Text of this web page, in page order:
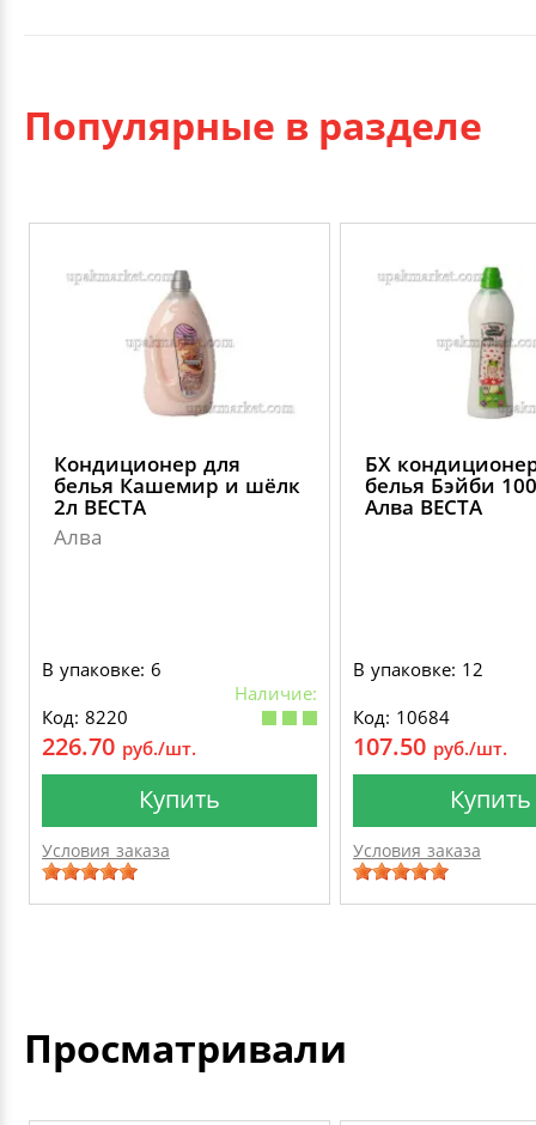
Популярные в разделе
Кондиционер для
белья Кашемир и шёлк
2л ВЕСТА
Алва
В упаковке: 6
Наличие:
Код: 8220
226.70 руб./шт.
Купить
Условия заказа
БХ
белья Бэйби
Алва ВЕСТА
В упаковке: 12
Код: 10684
107.50 руб./шт.
Купить
Условия заказа
Просматривали